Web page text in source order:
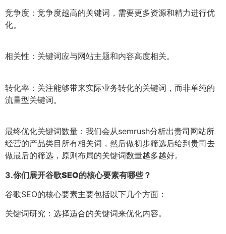
竞争度：竞争度越高的关键词，需要更多资源和精力进行优
化。
相关性：关键词应与网站主题和内容高度相关。
转化率：关注能够带来实际业务转化的关键词，而非单纯的
流量型关键词。
最终优化关键词数量：我们会从semrush分析出贵司网站所
经营的产品类目所有相关词，然后做初步筛选后给到贵司去
做最后的筛选，原则布局的关键词数量越多越好。
3.你们展开谷歌SEO的核心要素有哪些？
谷歌SEO的核心要素主要包括以下几个方面：
关键词研究：选择适合的关键词来优化内容。